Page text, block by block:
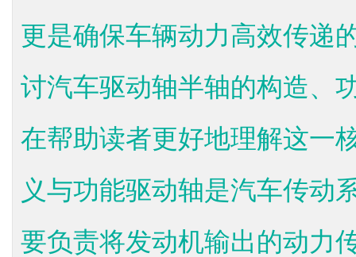
更是确保车辆动力高效传递
讨汽车驱动轴半轴的构造、
在帮助读者更好地理解这一
义与功能驱动轴是汽车传动
要负责将发动机输出的动力